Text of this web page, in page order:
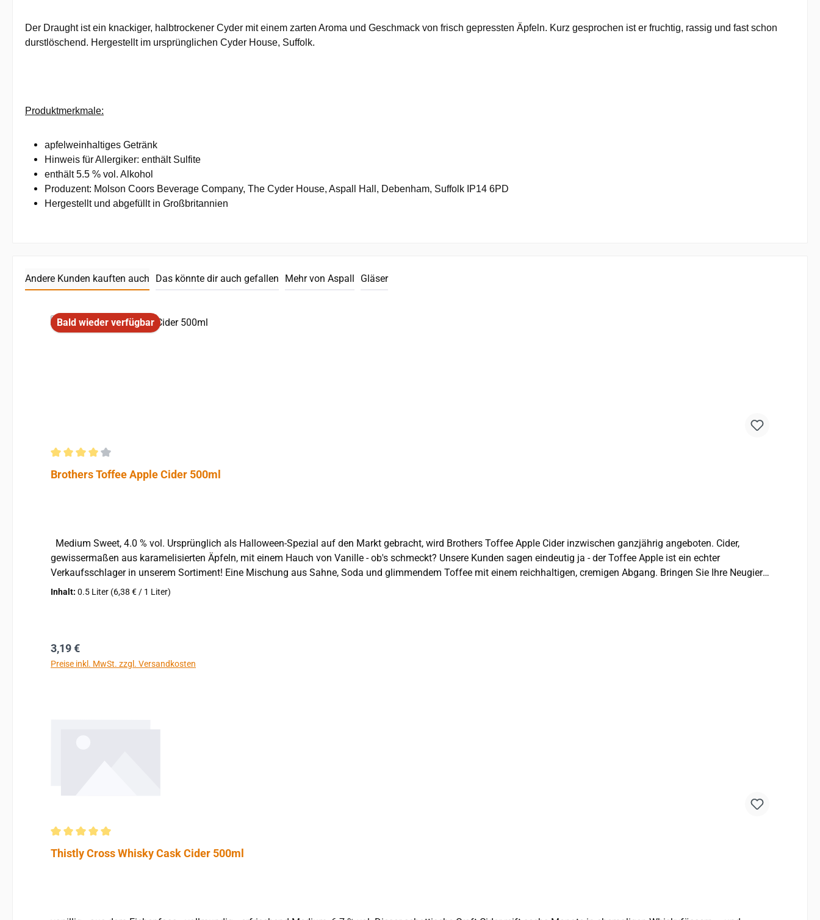
Der Draught ist ein knackiger, halbtrockener Cyder mit einem zarten Aroma und Geschmack von frisch gepressten Äpfeln. Kurz gesprochen ist er fruchtig, rassig und fast schon
durstlöschend. Hergestellt im ursprünglichen Cyder House, Suffolk.
Produktmerkmale:
apfelweinhaltiges Getränk
Hinweis für Allergiker: enthält Sulfite
enthält 5.5 % vol. Alkohol
Produzent: Molson Coors Beverage Company, The Cyder House, Aspall Hall, Debenham, Suffolk IP14 6PD
Hergestellt und abgefüllt in Großbritannien
Andere Kunden kauften auch Das könnte dir auch gefallen Mehr von Aspall Gläser
Bald wieder verfügbar
Durchschnittliche Bewertung von 4 von 5 Sternen
Brothers Toffee Apple Cider 500ml
gewissermaßen aus karamelisierten Äpfeln, mit einem Hauch von Vanille - ob's schmeckt? Unsere Kunden sagen eindeutig ja - der Toffee Apple ist ein echter
Verkaufsschlager in unserem Sortiment! Eine Mischung aus Sahne, Soda und glimmendem Toffee mit einem reichhaltigen, cremigen Abgang. Bringen Sie Ihre Neugier
zum Ausdruck und probieren Sie ihn einfach. Am Besten gekühlt auf Eis servieren. Produktmerkmale: apfelweinhaltiges Getränk Hinweis für Allergiker: enthält Sulfite
Inhalt: 0.5 Liter (6,38 € / 1 Liter)
Regulärer Preis:
3,19 €
Preise inkl. MwSt. zzgl. Versandkosten
Durchschnittliche Bewertung von 5 von 5 Sternen
Thistly Cross Whisky Cask Cider 500ml